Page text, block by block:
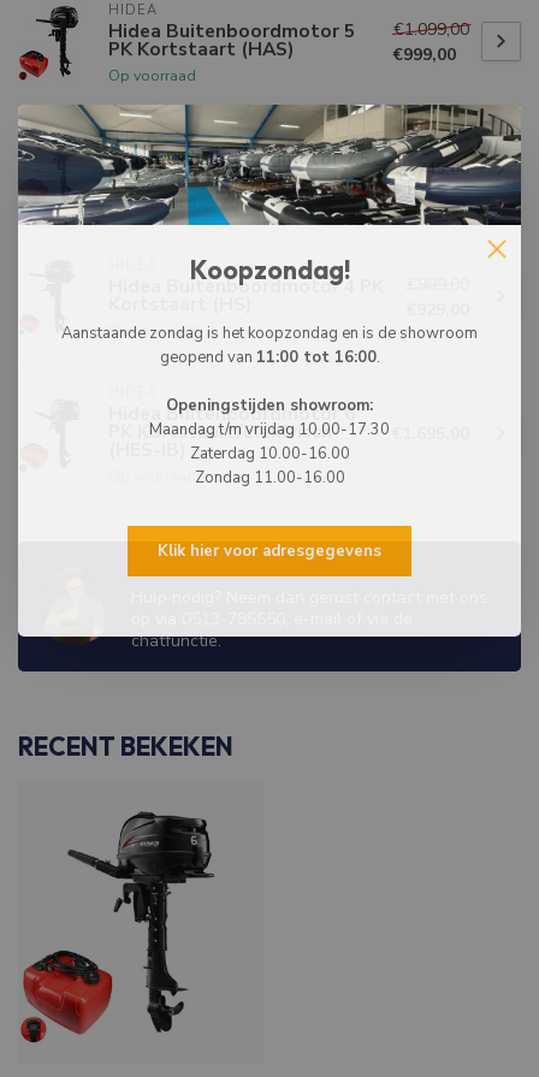
HIDEA
Hidea Buitenboordmotor 5
PK Kortstaart (HAS)
Op voorraad
€1.099,00
€999,00
HIDEA
Hidea Buitenboordmotor 2.5
PK Langstaart (HL)
Op voorraad
€749,00
Hidea Buitenboordmotor 4 PK
Op voorraad
Hidea Buitenboordmotor 6
PK Kortstaart/Elektrisch
chatfunctie.
RECENT BEKEKEN
Koopzondag!
Aanstaande zondag is het koopzondag en is de showroom
geopend van 11:00 tot 16:00.
Openingstijden showroom:
Maandag t/m vrijdag 10.00-17.30
Zaterdag 10.00-16.00
Zondag 11.00-16.00
Klik hier voor adresgegevens